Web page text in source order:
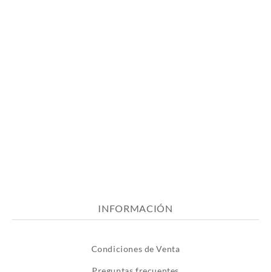
INFORMACIÓN
Condiciones de Venta